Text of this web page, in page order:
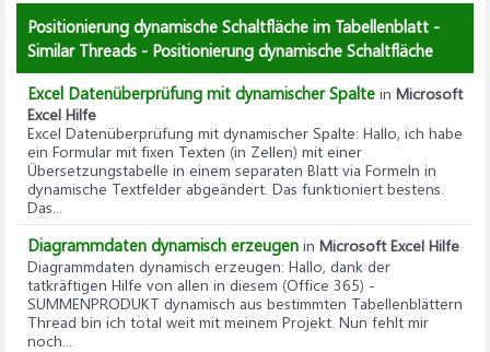
Positionierung dynamische Schaltfläche im Tabellenblatt -
Similar Threads - Positionierung dynamische Schaltfläche
Excel Datenüberprüfung mit dynamischer Spalte in Microsoft
Excel Hilfe
Excel Datenüberprüfung mit dynamischer Spalte: Hallo, ich habe
ein Formular mit fixen Texten (in Zellen) mit einer
Übersetzungstabelle in einem separaten Blatt via Formeln in
dynamische Textfelder abgeändert. Das funktioniert bestens.
Das...
Diagrammdaten dynamisch erzeugen in Microsoft Excel Hilfe
Diagrammdaten dynamisch erzeugen: Hallo, dank der
tatkräftigen Hilfe von allen in diesem (Office 365) -
SUMMENPRODUKT dynamisch aus bestimmten Tabellenblättern
Thread bin ich total weit mit meinem Projekt. Nun fehlt mir
noch...